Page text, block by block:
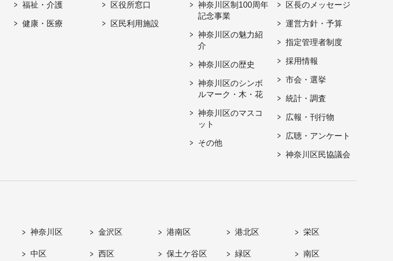
福祉・介護
健康・医療
区役所窓口
区民利用施設
神奈川区制100周年
記念事業
神奈川区の魅力紹
介
神奈川区の歴史
神奈川区のシンボ
ルマーク・木・花
神奈川区のマスコ
ット
その他
区長のメッセージ
運営方針・予算
指定管理者制度
採用情報
市会・選挙
統計・調査
広報・刊行物
広聴・アンケート
神奈川区民協議会
神奈川区 金沢区 港南区 港北区 栄区
中区 西区 保土ケ谷区 緑区 南区